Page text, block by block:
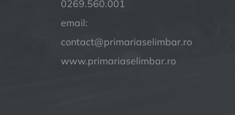
0269.560.001
email:
contact@primariaselimbar.ro
www.primariaselimbar.ro